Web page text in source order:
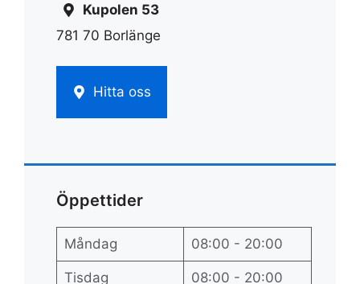
Kupolen 53
781 70 Borlänge
Hitta oss
Öppettider
Måndag 08:00 - 20:00
Tisdag 08:00 - 20:00